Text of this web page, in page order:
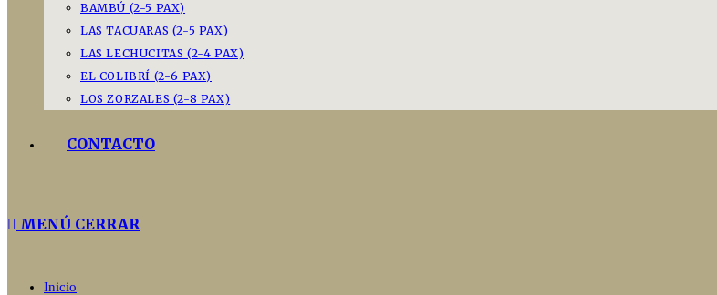
BAMBÚ (2-5 PAX)
LAS TACUARAS (2-5 PAX)
LAS LECHUCITAS (2-4 PAX)
EL COLIBRÍ (2-6 PAX)
LOS ZORZALES (2-8 PAX)
CONTACTO
MENÚ CERRAR
Inicio